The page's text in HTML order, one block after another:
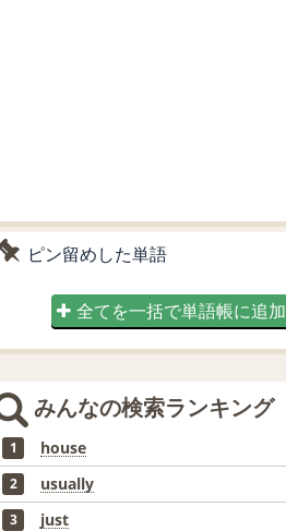
ピン留めした単語
全てを一括で単語帳に追加
みんなの検索ランキング
1 house
2 usually
3 just